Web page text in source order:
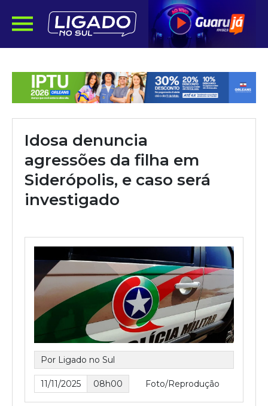
Idosa denuncia
agressões da filha em
Siderópolis, e caso será
investigado
Por Ligado no Sul
11/11/2025 08h00 Foto/Reprodução